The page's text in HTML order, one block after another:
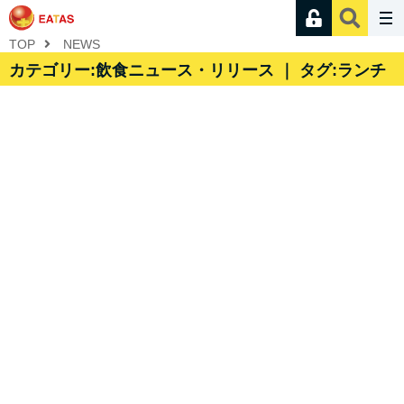
TOP NEWS
カテゴリー:飲食ニュース・リリース ｜ タグ:ランチ